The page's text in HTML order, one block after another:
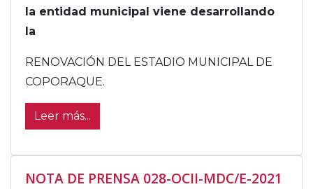
la entidad municipal viene desarrollando
la
RENOVACIÓN DEL ESTADIO MUNICIPAL DE
COPORAQUE.
Leer más...
NOTA DE PRENSA 028-OCII-MDC/E-2021